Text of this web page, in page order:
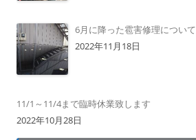
6月に降った雹害修理について
2022年11月18日
11/1～11/4まで臨時休業致します
2022年10月28日